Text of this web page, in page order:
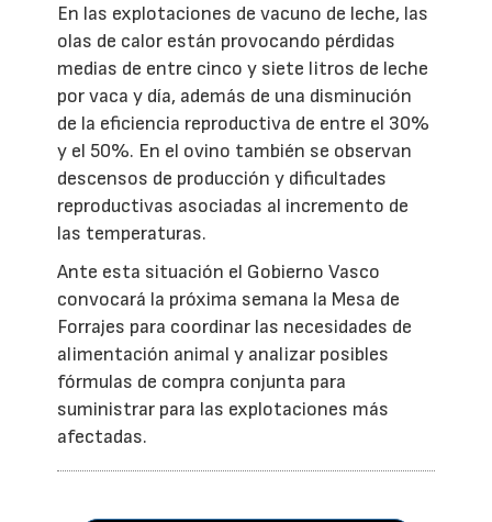
En las explotaciones de vacuno de leche, las
olas de calor están provocando pérdidas
medias de entre cinco y siete litros de leche
por vaca y día, además de una disminución
de la eficiencia reproductiva de entre el 30%
y el 50%. En el ovino también se observan
descensos de producción y dificultades
reproductivas asociadas al incremento de
las temperaturas.
Ante esta situación el Gobierno Vasco
convocará la próxima semana la Mesa de
Forrajes para coordinar las necesidades de
alimentación animal y analizar posibles
fórmulas de compra conjunta para
suministrar para las explotaciones más
afectadas.